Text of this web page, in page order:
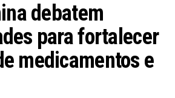
debatem
para fortalecer
medicamentos e